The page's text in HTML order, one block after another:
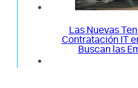
Las Nuevas
Contratación IT
Buscan las